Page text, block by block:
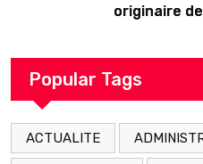
originaire
arrestation
Popular Tags
ACTUALITE